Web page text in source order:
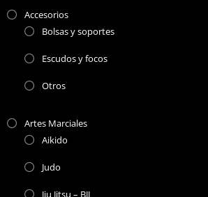
Accesorios
Bolsas y soportes
Escudos y focos
Otros
Artes Marciales
Aikido
Judo
Jiu Jitsu – BJJ